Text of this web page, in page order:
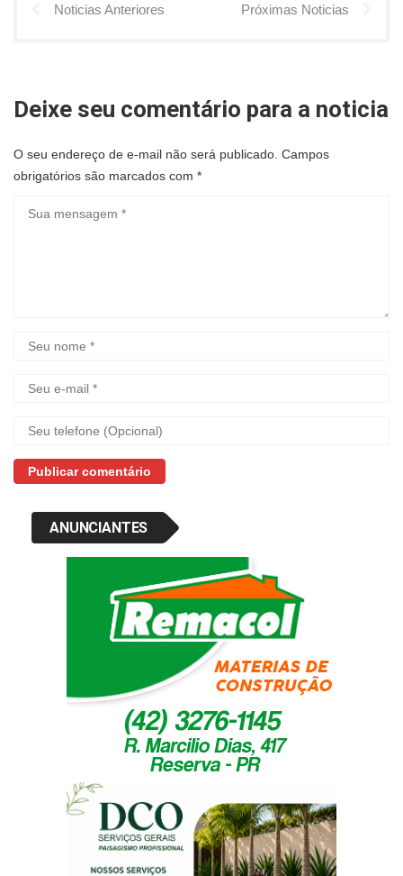
Noticias Anteriores Próximas Noticias
Deixe seu comentário para a noticia
O seu endereço de e-mail não será publicado. Campos
obrigatórios são marcados com *
ANUNCIANTES